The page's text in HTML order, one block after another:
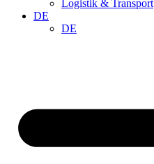
Logistik & Transport
DE
DE